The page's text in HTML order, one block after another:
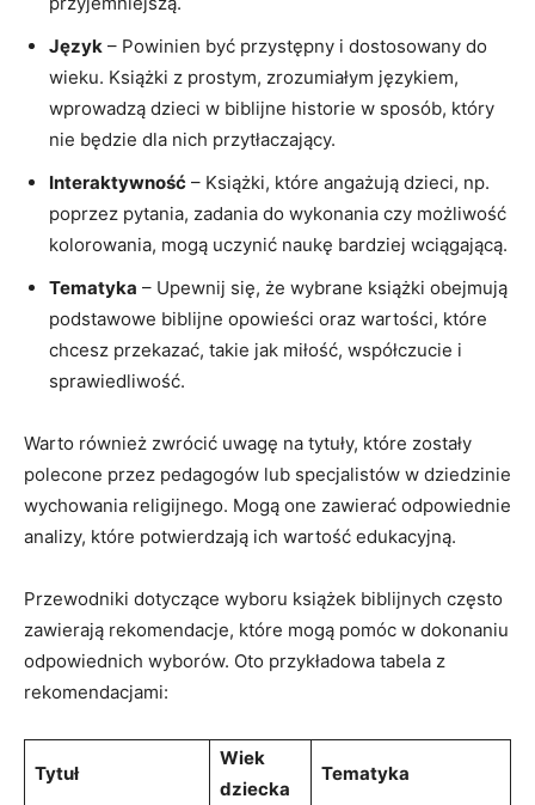
Język – Powinien być przystępny i dostosowany do
wieku. Książki z prostym, zrozumiałym językiem,
wprowadzą dzieci w biblijne historie w sposób, który
nie będzie dla nich przytłaczający.
Interaktywność – Książki, które angażują dzieci, np.
poprzez pytania, zadania do wykonania czy możliwość
kolorowania, mogą uczynić naukę bardziej wciągającą.
Tematyka – Upewnij się, że wybrane książki obejmują
podstawowe biblijne opowieści oraz wartości, które
chcesz przekazać, takie jak miłość, współczucie i
sprawiedliwość.
Warto również zwrócić uwagę na tytuły, które zostały
polecone przez pedagogów lub specjalistów w dziedzinie
wychowania religijnego. Mogą one zawierać odpowiednie
analizy, które potwierdzają ich wartość edukacyjną.
Przewodniki dotyczące wyboru książek biblijnych często
zawierają rekomendacje, które mogą pomóc w dokonaniu
odpowiednich wyborów. Oto przykładowa tabela z
rekomendacjami:
Tytuł
Wiek
dziecka
Tematyka